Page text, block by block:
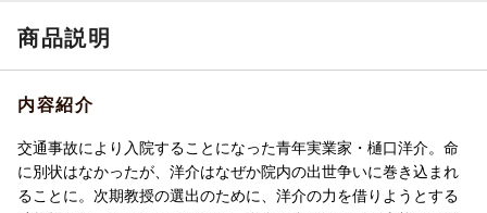
商品説明
内容紹介
交通事故により入院することになった青年実業家・樋口洋介。命
に別状はなかったが、洋介はなぜか院内の出世争いに巻き込まれ
ることに。次期教授の選出のために、洋介の力を借りようとする